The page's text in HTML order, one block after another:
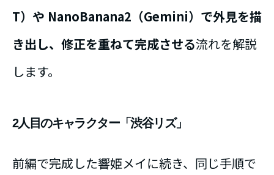
T）や NanoBanana2（Gemini）で外見を描
き出し、修正を重ねて完成させる流れを解説
します。
2人目のキャラクター「渋谷リズ」
前編で完成した響姫メイに続き、同じ手順で